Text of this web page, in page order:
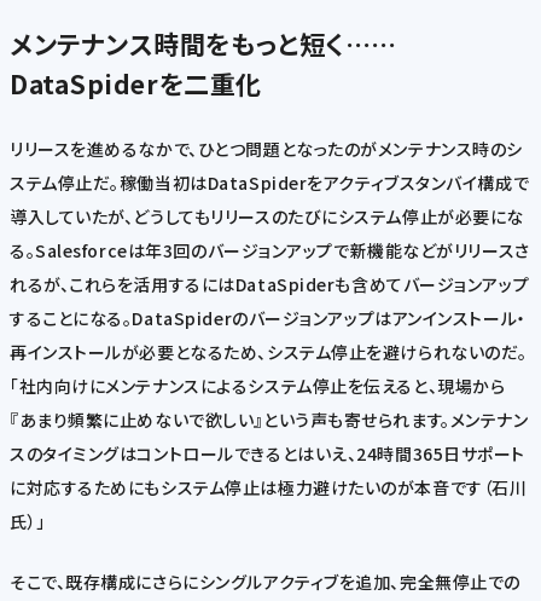
メンテナンス時間をもっと短く……
DataSpiderを二重化
リリースを進めるなかで、ひとつ問題となったのがメンテナンス時のシ
ステム停止だ。稼働当初はDataSpiderをアクティブスタンバイ構成で
導入していたが、どうしてもリリースのたびにシステム停止が必要にな
る。Salesforceは年3回のバージョンアップで新機能などがリリースさ
れるが、これらを活用するにはDataSpiderも含めてバージョンアップ
することになる。DataSpiderのバージョンアップはアンインストール・
再インストールが必要となるため、システム停止を避けられないのだ。
「社内向けにメンテナンスによるシステム停止を伝えると、現場から
『あまり頻繁に止めないで欲しい』という声も寄せられます。メンテナン
スのタイミングはコントロールできるとはいえ、24時間365日サポート
に対応するためにもシステム停止は極力避けたいのが本音です（石川
氏）」
そこで、既存構成にさらにシングルアクティブを追加、完全無停止での